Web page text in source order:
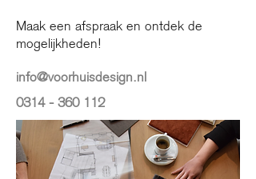
Maak een afspraak en ontdek de
mogelijkheden!
info@voorhuisdesign.nl
0314 - 360 112